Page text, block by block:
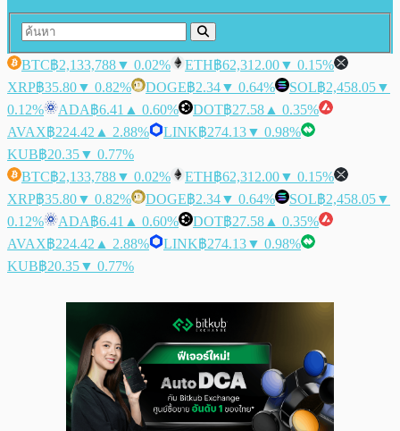
BTC฿2,133,788▼ 0.02% ETH฿62,312.00▼ 0.15%
XRP฿35.80▼ 0.82% DOGE฿2.34▼ 0.64% SOL฿2,458.05▼
0.12%
ADA฿6.41 ▲ 0.60% DOT฿27.58 ▲ 0.35%
AVAX฿224.42 ▲ 2.88% LINK฿274.13▼ 0.98%
KUB฿20.35▼ 0.77%
BTC฿2,133,788▼ 0.02% ETH฿62,312.00▼ 0.15%
XRP฿35.80▼ 0.82% DOGE฿2.34▼ 0.64% SOL฿2,458.05▼
0.12%
ADA฿6.41 ▲ 0.60% DOT฿27.58 ▲ 0.35%
AVAX฿224.42 ▲ 2.88% LINK฿274.13▼ 0.98%
KUB฿20.35▼ 0.77%